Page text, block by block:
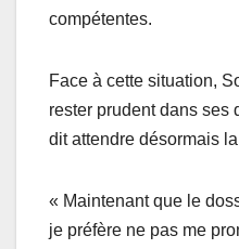
compétentes.
Face à cette situation,
rester prudent dans ses
dit attendre désormais
« Maintenant que le
je préfère ne pas me